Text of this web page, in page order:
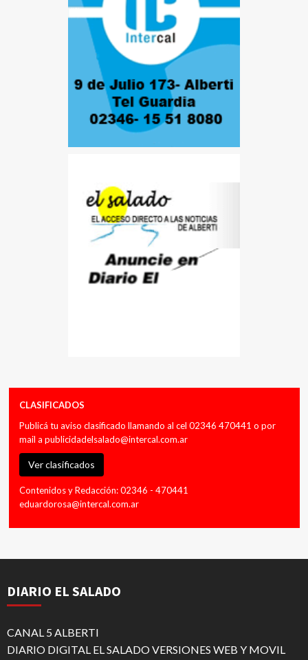
CLASIFICADOS
Publicá tu aviso clasificado llamando al cel 02346 470441 o por
mail a publicidadelsalado@intercal.com.ar
Ver clasificados
Contenidos y Redacción: 02346 - 470441
eduardorosa@intercal.com.ar
DIARIO EL SALADO
CANAL 5 ALBERTI
DIARIO DIGITAL EL SALADO VERSIONES WEB Y MOVIL